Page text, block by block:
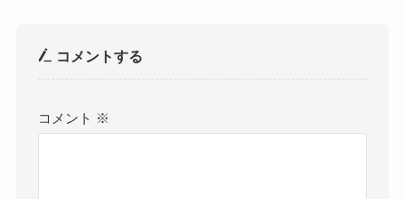
コメントする
コメント ※